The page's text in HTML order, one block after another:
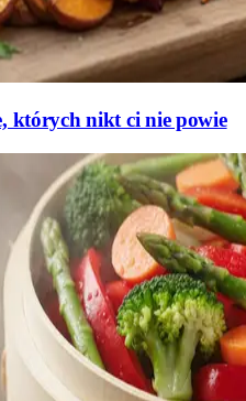
których nikt ci nie powie